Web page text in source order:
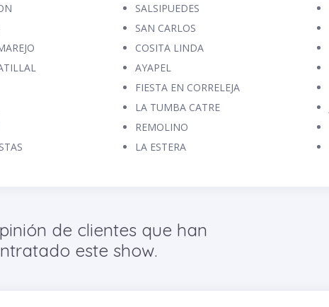
SALSIPUEDES
SAN CARLOS
COSITA LINDA
AYAPEL
FIESTA EN CORRELEJA
LA TUMBA CATRE
REMOLINO
LA ESTERA
de clientes que han
este show.